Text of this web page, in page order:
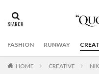
FASHION RUNWAY
HOME CREATIVE